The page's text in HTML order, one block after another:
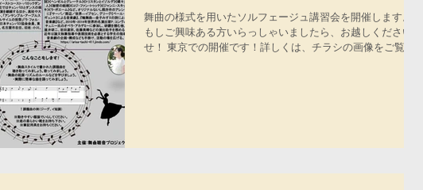
舞曲の様式を用いたソルフェージュ講習会を開催します。
もしご興味ある方いらっしゃいましたら、お越しくださいま
せ！ 東京での開催です！詳しくは、チラシの画像をご覧く